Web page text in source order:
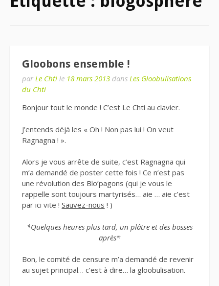
Gloobons ensemble !
par Le Chti le 18 mars 2013 dans Les Gloobulisations
du Chti
Bonjour tout le monde ! C’est Le Chti au clavier.
J’entends déjà les « Oh ! Non pas lui ! On veut
Ragnagna ! ».
Alors je vous arrête de suite, c’est Ragnagna qui
m’a demandé de poster cette fois ! Ce n’est pas
une révolution des Blo’pagons (qui je vous le
rappelle sont toujours martyrisés… aie … aie c’est
par ici vite ! Sauvez-nous ! )
*Quelques heures plus tard, un plâtre et des bosses
après*
Bon, le comité de censure m’a demandé de revenir
au sujet principal… c’est à dire… la gloobulisation.